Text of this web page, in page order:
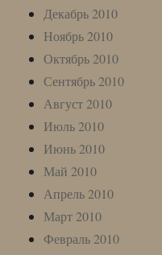
Декабрь 2010
Ноябрь 2010
Октябрь 2010
Сентябрь 2010
Август 2010
Июль 2010
Июнь 2010
Май 2010
Апрель 2010
Март 2010
Февраль 2010